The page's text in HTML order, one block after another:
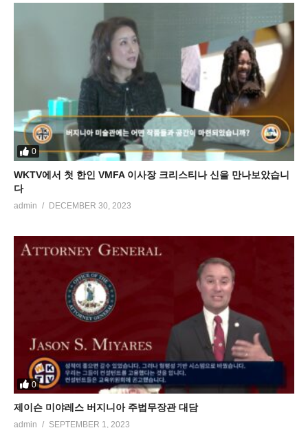
0
WKTV에서 첫 한인 VMFA 이사장 크리스티나 신을 만나보았습니
다
admin DECEMBER 30, 2023
0
제이슨 미야레스 버지니아 주법무장관 대담
admin SEPTEMBER 1, 2023